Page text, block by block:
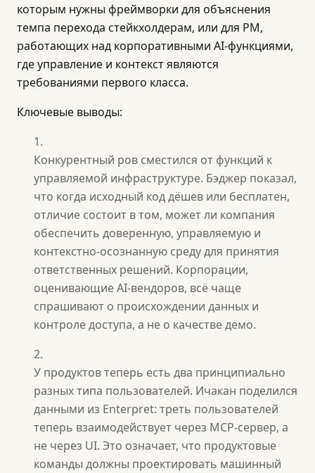
которым нужны фреймворки для объяснения
темпа перехода стейкхолдерам, или для PM,
работающих над корпоративными AI-функциями,
где управление и контекст являются
требованиями первого класса.
Ключевые выводы:
Конкурентный ров сместился от функций к
управляемой инфраструктуре. Бэджер показал,
что когда исходный код дёшев или бесплатен,
отличие состоит в том, может ли компания
обеспечить доверенную, управляемую и
контекстно-осознанную среду для принятия
ответственных решений. Корпорации,
оценивающие AI-вендоров, всё чаще
спрашивают о происхождении данных и
контроле доступа, а не о качестве демо.
У продуктов теперь есть два принципиально
разных типа пользователей. Ичакан поделился
данными из Enterpret: треть пользователей
теперь взаимодействует через MCP-сервер, а
не через UI. Это означает, что продуктовые
команды должны проектировать машинный